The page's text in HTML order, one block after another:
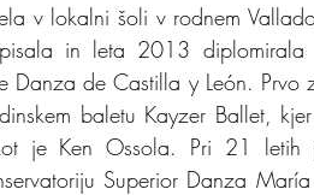
v lokalni šoli v rodnem
in leta 2013 diplomirala
Danza de Castilla y León. Prvo
baletu Kayzer Ballet,
je Ken Ossola. Pri 21 letih
Superior Danza